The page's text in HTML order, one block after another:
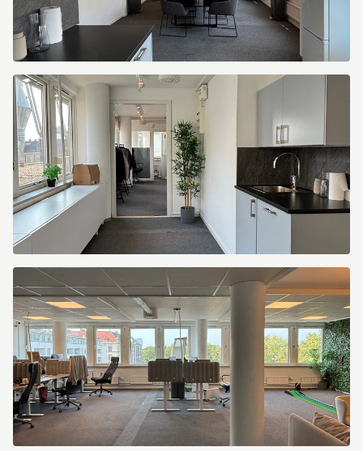
5MGIM1Q6LIFPKI0H
5MGIM1Q6LIFPKI0L